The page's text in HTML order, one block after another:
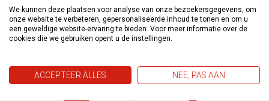
We kunnen deze plaatsen voor analyse van onze bezoekersgegevens, om
onze website te verbeteren, gepersonaliseerde inhoud te tonen en om u
een geweldige website-ervaring te bieden. Voor meer informatie over de
cookies die we gebruiken opent u de instellingen.
ACCEPTEER ALLES NEE, PAS AAN